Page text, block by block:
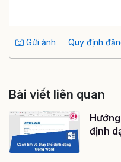
Gửi ảnh Quy định
Bài viết liên quan
định